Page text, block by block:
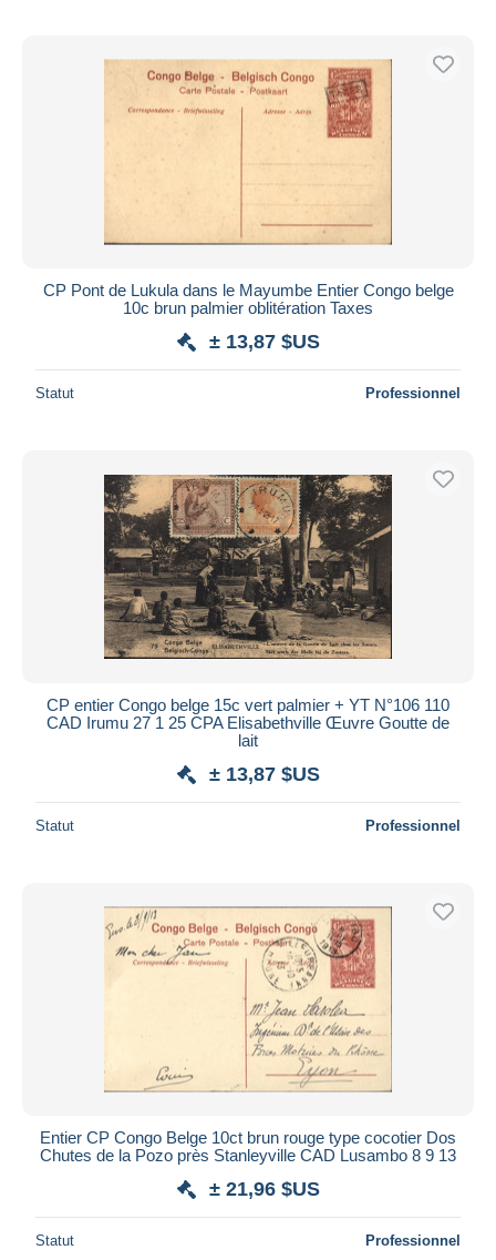
CP Pont de Lukula dans le Mayumbe Entier Congo belge
10c brun palmier oblitération Taxes
± 13,87 $US
Statut Professionnel
CP entier Congo belge 15c vert palmier + YT N°106 110
CAD Irumu 27 1 25 CPA Elisabethville Œuvre Goutte de
lait
± 13,87 $US
Statut Professionnel
Entier CP Congo Belge 10ct brun rouge type cocotier Dos
Chutes de la Pozo près Stanleyville CAD Lusambo 8 9 13
± 21,96 $US
Statut Professionnel